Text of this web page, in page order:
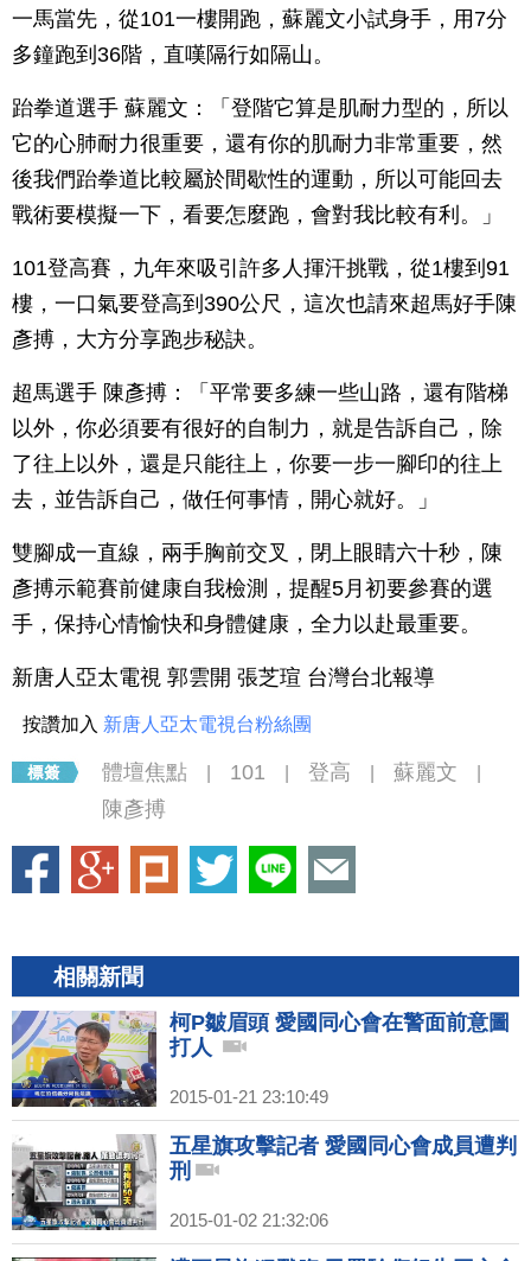
一馬當先，從101一樓開跑，蘇麗文小試身手，用7分
多鐘跑到36階，直嘆隔行如隔山。
跆拳道選手 蘇麗文：「登階它算是肌耐力型的，所以
它的心肺耐力很重要，還有你的肌耐力非常重要，然
後我們跆拳道比較屬於間歇性的運動，所以可能回去
戰術要模擬一下，看要怎麼跑，會對我比較有利。」
101登高賽，九年來吸引許多人揮汗挑戰，從1樓到91
樓，一口氣要登高到390公尺，這次也請來超馬好手陳
彥搏，大方分享跑步秘訣。
超馬選手 陳彥搏：「平常要多練一些山路，還有階梯
以外，你必須要有很好的自制力，就是告訴自己，除
了往上以外，還是只能往上，你要一步一腳印的往上
去，並告訴自己，做任何事情，開心就好。」
雙腳成一直線，兩手胸前交叉，閉上眼睛六十秒，陳
彥搏示範賽前健康自我檢測，提醒5月初要參賽的選
手，保持心情愉快和身體健康，全力以赴最重要。
新唐人亞太電視 郭雲開 張芝瑄 台灣台北報導
按讚加入 新唐人亞太電視台粉絲團
體壇焦點 101 登高 蘇麗文
陳彥搏
相關新聞
柯P皺眉頭 愛國同心會在警面前意圖
打人
2015-01-21 23:10:49
五星旗攻擊記者 愛國同心會成員遭判
刑
2015-01-02 21:32:06